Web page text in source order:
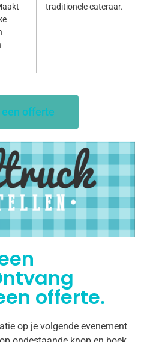
traditionele cateraar.
een offerte
offerte.
op je volgende evenement